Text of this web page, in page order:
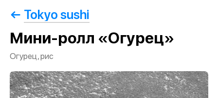
Tokyo sushi
Мини-ролл «Огурец»
Огурец, рис